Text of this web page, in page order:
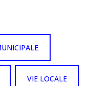
VIE LOCALE